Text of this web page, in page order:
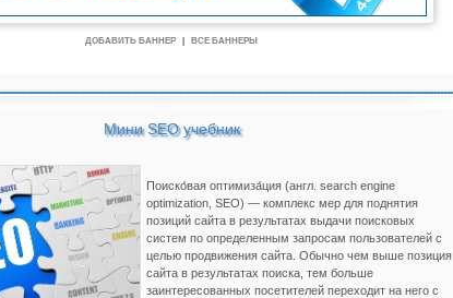
ДОБАВИТЬ БАННЕР ВСЕ БАННЕРЫ
Мини SEO учебник
Поиско́вая оптимиза́ция (англ. search engine
optimization, SEO) — комплекс мер для поднятия
позиций сайта в результатах выдачи поисковых
систем по определенным запросам пользователей с
целью продвижения сайта. Обычно чем выше позиция
сайта в результатах поиска, тем больше
заинтересованных посетителей переходит на него с